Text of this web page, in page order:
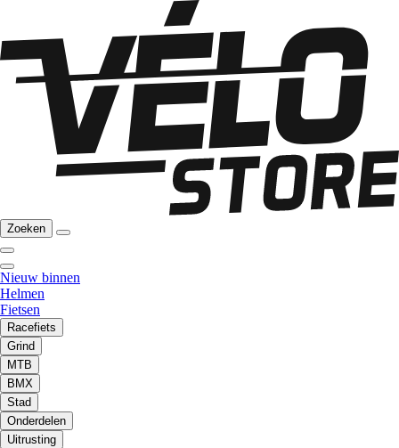
Zoeken
Nieuw binnen
Helmen
Fietsen
Racefiets
Grind
MTB
BMX
Stad
Onderdelen
Uitrusting